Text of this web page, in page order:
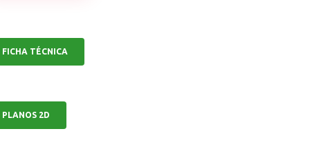
FICHA TÉCNICA
PLANOS 2D